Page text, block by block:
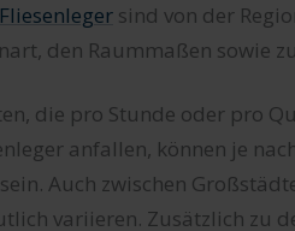
Fliesenleger sind von der
den Raummaßen sowie
die pro Stunde oder pro
anfallen, können je
Auch zwischen
variieren. Zusätzlich zu